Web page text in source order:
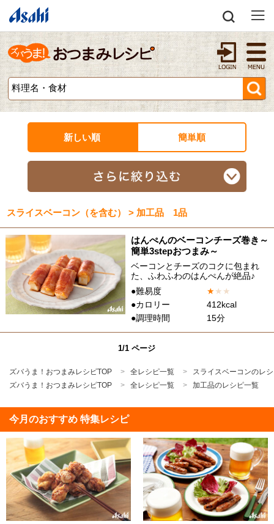
新しい順 簡単順
スライスベーコン（を含む） > 加工品 1品
はんぺんのベーコンチーズ巻き～
簡単3stepおつまみ～
ベーコンとチーズのコクに包まれ
た、ふわふわのはんぺんが絶品♪
●難易度
★★ ★
●カロリー
412kcal
●調理時間
15分
1/1 ページ
ズバうま！おつまみレシピTOP 全レシピ一覧
スライスベーコンのレ
ズバうま！おつまみレシピTOP
全レシピ一覧 加工品のレシピ一覧
今月のおすすめ 特集レシピ